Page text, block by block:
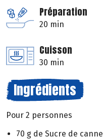
Préparation
20 min
Cuisson
30 min
Ingrédients
Pour 2 personnes
70 g de Sucre de canne